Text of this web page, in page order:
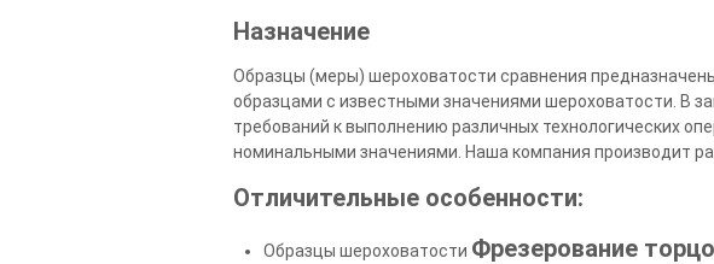
Назначение
Образцы (меры) шероховатости сравнения
образцами с известными значениями шероховатости. В
требований к выполнению различных технологических
номинальными значениями. Наша компания производит
Отличительные особенности:
Образцы шероховатости Фрезерование